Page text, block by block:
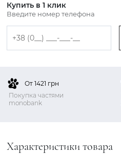
Купить в 1 клик
Введите номер телефона
От 1421 грн
Покупка частями
monobank
Характеристики товара